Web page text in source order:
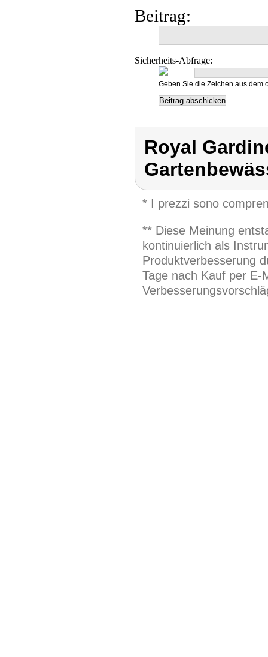
Beitrag:
Sicherheits-Abfrage:
Geben Sie die Zeichen aus dem
Royal
* I prezzi sono
** Diese Meinung
kontinuierlich als
Produktverbesserung
Tage nach Kauf per E-